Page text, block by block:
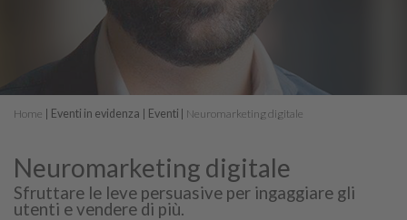
Home Eventi in evidenza Eventi Neuromarketing digitale
Neuromarketing digitale
Sfruttare le leve persuasive per ingaggiare gli
utenti e vendere di più.